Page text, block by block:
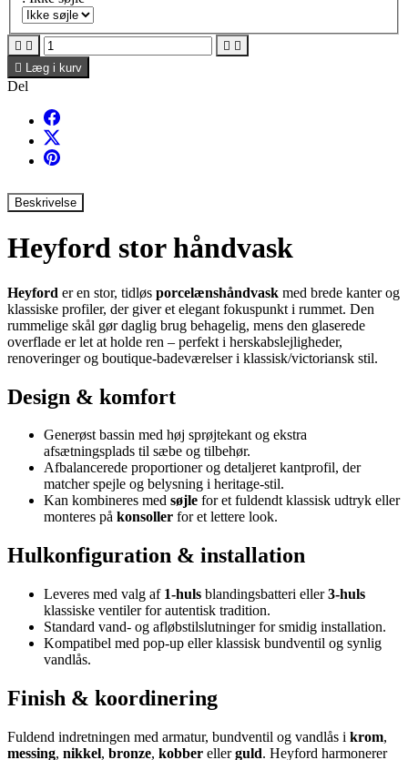
   

Læg i kurv
Del
Beskrivelse
Heyford stor håndvask
Heyford er en stor, tidløs porcelænshåndvask med brede kanter og
klassiske profiler, der giver et elegant fokuspunkt i rummet. Den
rummelige skål gør daglig brug behagelig, mens den glaserede
overflade er let at holde ren – perfekt i herskabslejligheder,
renoveringer og boutique-badeværelser i klassisk/victoriansk stil.
Design & komfort
Generøst bassin med høj sprøjtekant og ekstra
afsætningsplads til sæbe og tilbehør.
Afbalancerede proportioner og detaljeret kantprofil, der
matcher spejle og belysning i heritage-stil.
Kan kombineres med søjle for et fuldendt klassisk udtryk eller
monteres på konsoller for et lettere look.
Hulkonfiguration & installation
Leveres med valg af 1-huls blandingsbatteri eller3-huls
klassiske ventiler for autentisk tradition.
Standard vand- og afløbstilslutninger for smidig installation.
Kompatibel med pop-up eller klassisk bundventil og synlig
vandlås.
Finish & koordinering
Fuldend indretningen med armatur, bundventil og vandlås i krom,
messing, nikkel, bronze, kobber ellerguld. Heyford harmonerer